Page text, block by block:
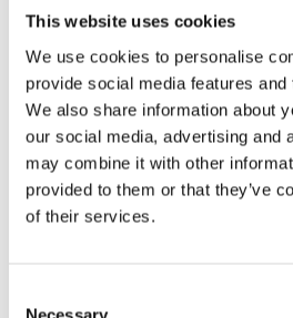
This website uses cookies
We use cookies to personalise
provide social media features
We also share information about
our social media, advertising and
may combine it with other
provided to them or that they’ve
of their services.
Necessary
F
a
c
e
b
o
o
k
Omdömen
Du